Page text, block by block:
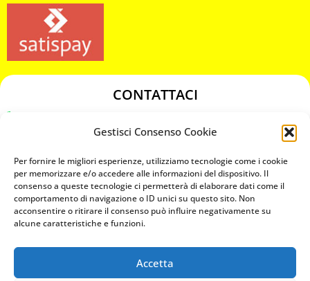
Gestisci Consenso Cookie
Per fornire le migliori esperienze, utilizziamo tecnologie come i cookie
per memorizzare e/o accedere alle informazioni del dispositivo. Il
consenso a queste tecnologie ci permetterà di elaborare dati come il
comportamento di navigazione o ID unici su questo sito. Non
acconsentire o ritirare il consenso può influire negativamente su
alcune caratteristiche e funzioni.
Accetta
CONTATTACI
chiavicodificate@gmail.com
Privacy Policy
Cookie Policy
MAPS